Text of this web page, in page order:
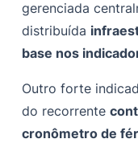
gerenciada
distribuída
base nos
Outro forte
do recorrente
cronômetro de